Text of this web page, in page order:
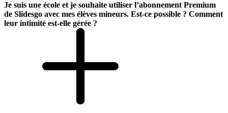
Je suis une école et je souhaite utiliser l’abonnement Premium
de Slidesgo avec mes élèves mineurs. Est-ce possible ? Comment
leur intimité est-elle gérée ?